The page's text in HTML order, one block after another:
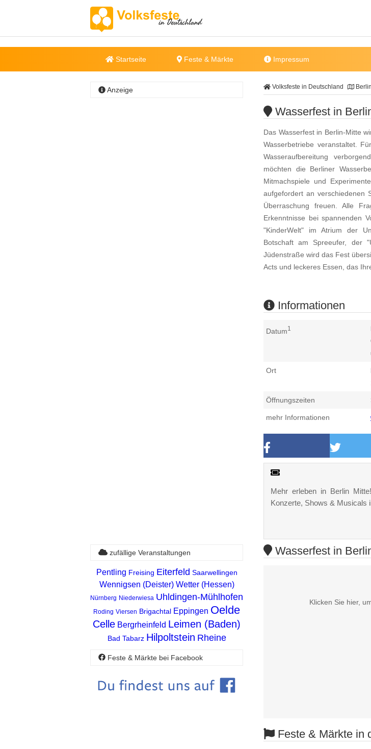
Startseite Feste & Märkte Impressum
Volksfeste in Deutschland Berlin
Wasserfest in
Das Wasserfest in Berlin-Mitte
Wasserbetriebe veranstaltet.
Wasseraufbereitung
möchten die Berliner
Mitmachspiele und
aufgefordert an verschiedenen
Überraschung freuen. Alle
Erkenntnisse bei spannenden
"KinderWelt" im Atrium der
Botschaft am Spreeufer, der
Jüdenstraße wird das Fest
Acts und leckeres Essen, das
Informationen
Datum1
Ort
Öffnungszeiten
mehr Informationen
Mehr erleben in Berlin
Konzerte, Shows & Musicals
Anzeige
Wasserfest in
Klicken Sie hier,
Feste & Märkte in
zufällige Veranstaltungen
Pentling Freising Eiterfeld Saarwellingen
Wennigsen (Deister) Wetter (Hessen)
Nürnberg Niederwiesa Uhldingen-Mühlhofen
Roding Viersen Brigachtal Eppingen Oelde
Celle Bergrheinfeld Leimen (Baden)
Bad Tabarz Hilpoltstein Rheine
Feste & Märkte bei Facebook